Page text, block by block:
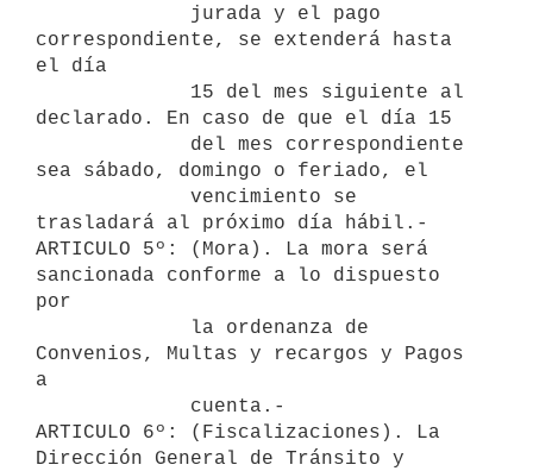
correspondiente, se extenderá hasta
el día
declarado. En caso de que el día 15
sea sábado, domingo o feriado, el
trasladará al próximo día hábil.-
ARTICULO 5º: (Mora). La mora será
sancionada conforme a lo dispuesto
por
Convenios, Multas y recargos y Pagos
a
ARTICULO 6º: (Fiscalizaciones). La
Dirección General de Tránsito y